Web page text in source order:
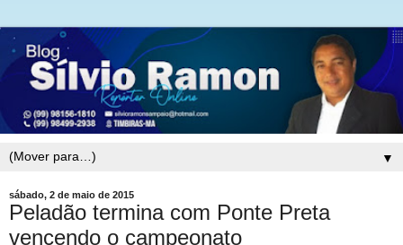
▼
sábado, 2 de maio de 2015
Peladão termina com Ponte Preta
vencendo o campeonato